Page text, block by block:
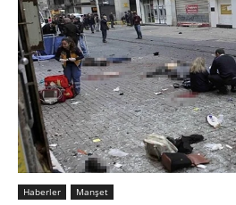
Haberler Manşet